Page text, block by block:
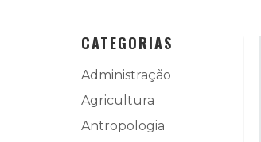
CATEGORIAS
Administração
Agricultura
Antropologia